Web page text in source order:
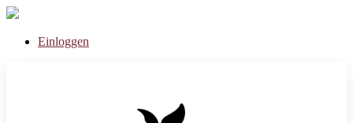
Einloggen